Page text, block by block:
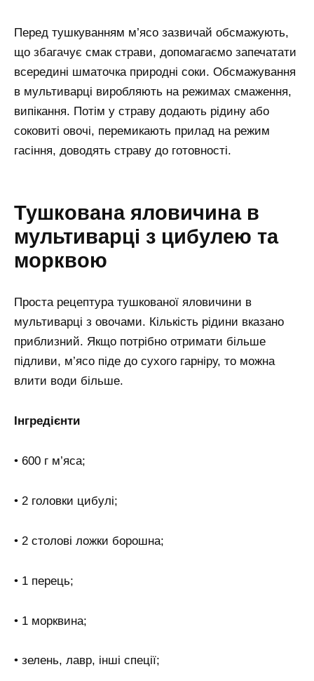
Перед тушкуванням м’ясо зазвичай обсмажують,
що збагачує смак страви, допомагаємо запечатати
всередині шматочка природні соки. Обсмажування
в мультиварці виробляють на режимах смаження,
випікання. Потім у страву додають рідину або
соковиті овочі, перемикають прилад на режим
гасіння, доводять страву до готовності.
Тушкована яловичина в
мультиварці з цибулею та
морквою
Проста рецептура тушкованої яловичини в
мультиварці з овочами. Кількість рідини вказано
приблизний. Якщо потрібно отримати більше
підливи, м’ясо піде до сухого гарніру, то можна
влити води більше.
Інгредієнти
• 600 г м’яса;
• 2 головки цибулі;
• 2 столові ложки борошна;
• 1 перець;
• 1 морквина;
• зелень, лавр, інші спеції;